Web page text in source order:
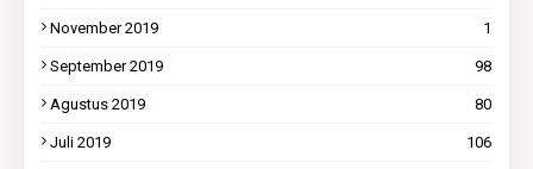
November 2019 1
September 2019 98
Agustus 2019 80
Juli 2019 106